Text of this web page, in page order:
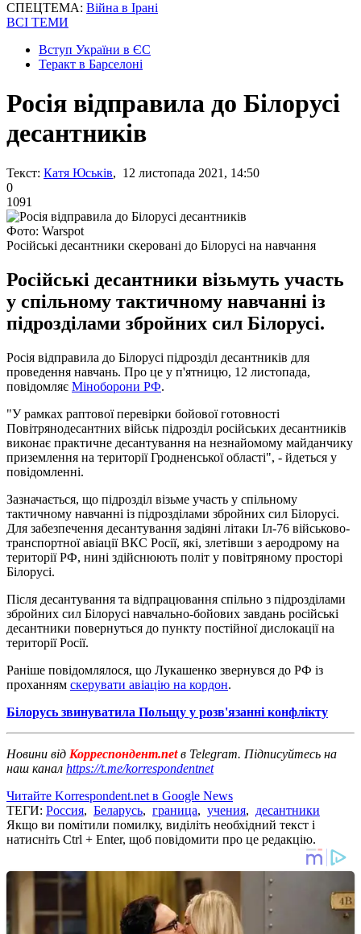
СПЕЦТЕМА: Війна в Ірані
ВСІ ТЕМИ
Вступ України в ЄС
Теракт в Барселоні
Росія відправила до Білорусі
десантників
Текст: Катя Юськів, 12 листопада 2021, 14:50
0
1091
Фото: Warspot
Російські десантники скеровані до Білорусі на навчання
Російські десантники візьмуть участь
у спільному тактичному навчанні із
підрозділами збройних сил Білорусі.
Росія відправила до Білорусі підрозділ десантників для
проведення навчань. Про це у п'ятницю, 12 листопада,
повідомляє Міноборони РФ.
"У рамках раптової перевірки бойової готовності
Повітрянодесантних військ підрозділ російських десантників
виконає практичне десантування на незнайомому майданчику
приземлення на території Гродненської області", - йдеться у
повідомленні.
Зазначається, що підрозділ візьме участь у спільному
тактичному навчанні із підрозділами збройних сил Білорусі.
Для забезпечення десантування задіяні літаки Іл-76 військово-
транспортної авіації ВКС Росії, які, злетівши з аеродрому на
території РФ, нині здійснюють політ у повітряному просторі
Білорусі.
Після десантування та відпрацювання спільно з підрозділами
збройних сил Білорусі навчально-бойових завдань російські
десантники повернуться до пункту постійної дислокації на
території Росії.
Раніше повідомлялося, що Лукашенко звернувся до РФ із
проханням скерувати авіацію на кордон.
Білорусь звинуватила Польщу у розв'язанні конфлікту
Новини від Корреспондент.netв Telegram. Підписуйтесь на
наш канал https://t.me/korrespondentnet
Читайте Korrespondent.net в Google News
ТЕГИ: Россия, Беларусь, граница, учения, десантники
Якщо ви помітили помилку, виділіть необхідний текст і
натисніть Ctrl + Enter, щоб повідомити про це редакцію.